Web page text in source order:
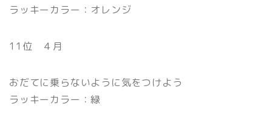
ラッキーカラー：オレンジ
11位 ４月
おだてに乗らないように気をつけよう
ラッキーカラー：緑